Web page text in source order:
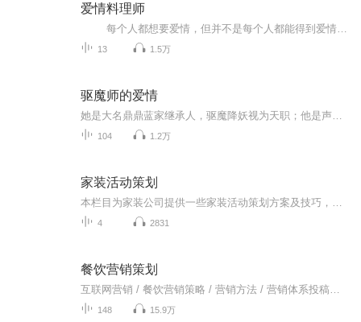
爱情料理师
13 1.5万
驱魔师的爱情
104 1.2万
家装活动策划
4 2831
餐饮营销策划
148 15.9万